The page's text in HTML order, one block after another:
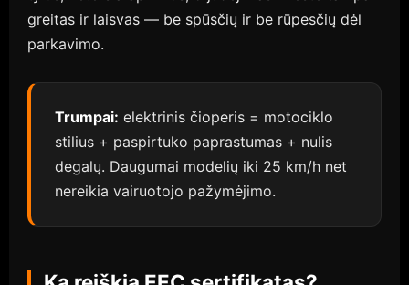
greitas ir laisvas — be spūsčių ir be rūpesčių dėl
parkavimo.
Trumpai: elektrinis čioperis = motociklo
stilius + paspirtuko paprastumas + nulis
degalų. Daugumai modelių iki 25 km/h net
nereikia vairuotojo pažymėjimo.